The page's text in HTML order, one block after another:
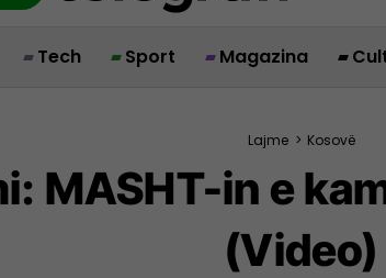
Tech Sport Magazina
Lajme > Kosovë
MASHT-in e
(Video)